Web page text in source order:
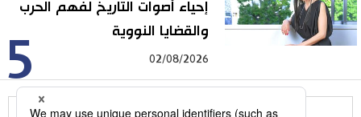
5
إحياء أصوات التاريخ لفهم الحرب
والقضايا النووية
02/08/2026